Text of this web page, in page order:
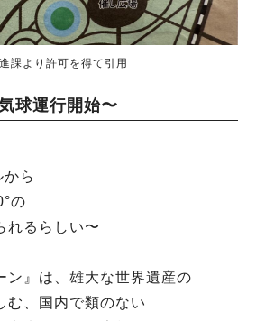
より許可を得て引用
球運行開始〜
から
の
れるらしい〜
ン』は、雄大な世界遺産の
む、国内で類のない